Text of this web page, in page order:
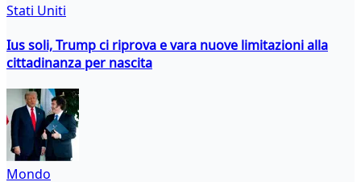
Stati Uniti
Ius soli, Trump ci riprova e vara nuove limitazioni alla
cittadinanza per nascita
Mondo